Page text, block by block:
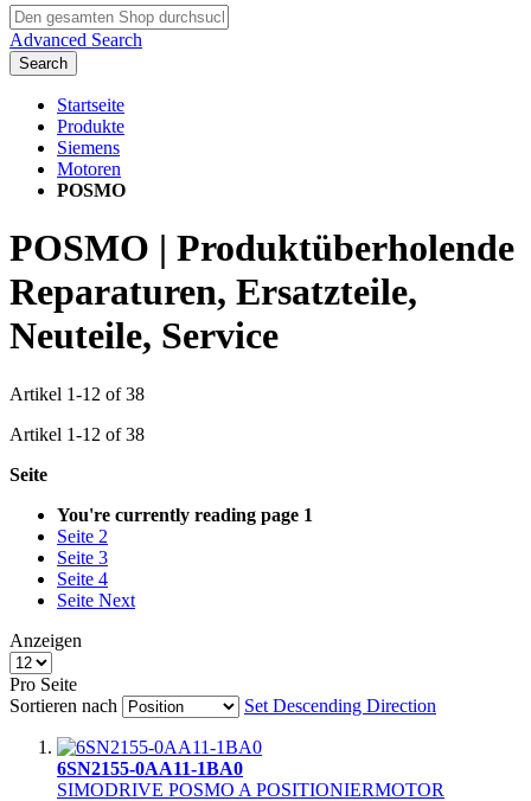
Advanced Search
Search
Startseite
Produkte
Siemens
Motoren
POSMO
POSMO | Produktüberholende
Reparaturen, Ersatzteile,
Neuteile, Service
Artikel 1-12 of38
Artikel 1-12 of38
Seite
You're currently reading page 1
Seite 2
Seite 3
Seite 4
Seite Next
Anzeigen
Pro Seite
Sortieren nach
Set Descending Direction
6SN2155-0AA11-1BA0
SIMODRIVE POSMO A POSITIONIERMOTOR